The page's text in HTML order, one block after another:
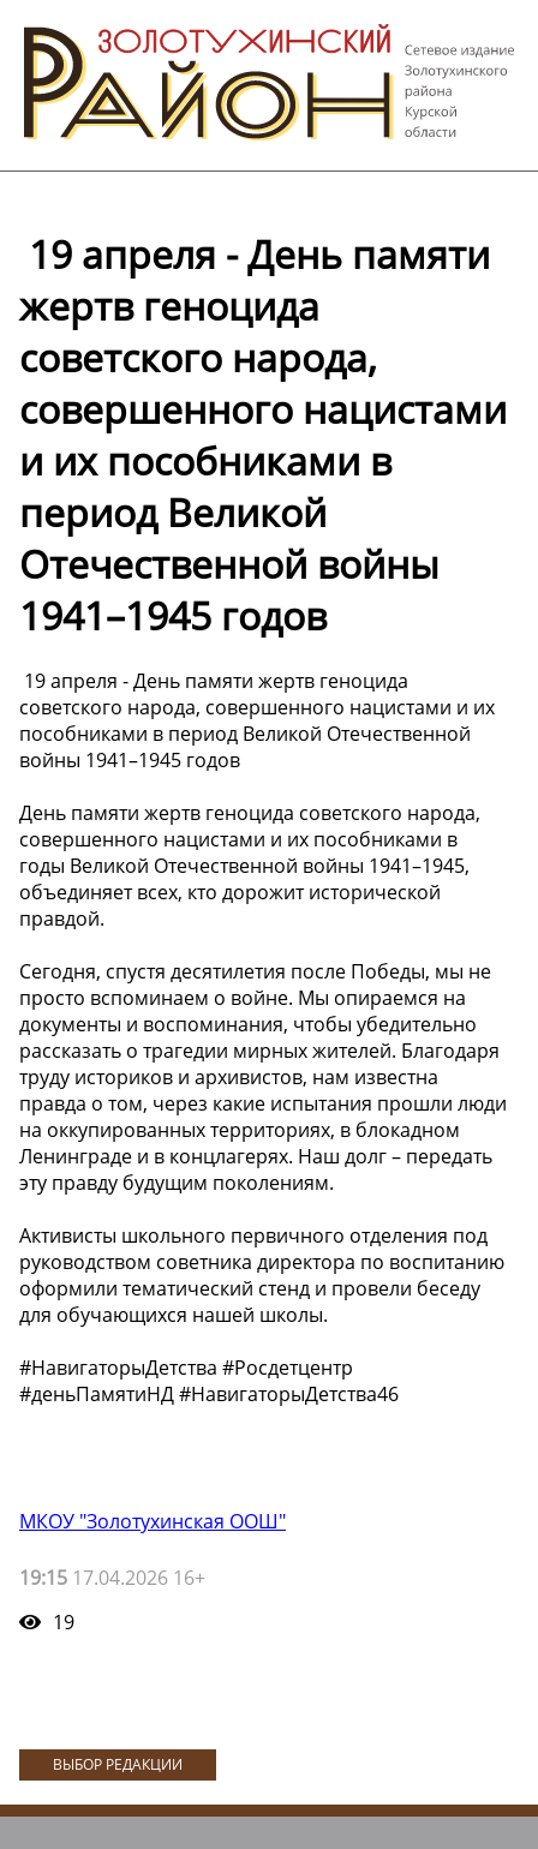
️ 19 апреля - День памяти
жертв геноцида
советского народа,
совершенного нацистами
и их пособниками в
период Великой
Отечественной войны
1941–1945 годов
️ 19 апреля - День памяти жертв геноцида
советского народа, совершенного нацистами и их
пособниками в период Великой Отечественной
войны 1941–1945 годов
️День памяти жертв геноцида советского народа,
совершенного нацистами и их пособниками в
годы Великой Отечественной войны 1941–1945,
объединяет всех, кто дорожит исторической
правдой.
️Сегодня, спустя десятилетия после Победы, мы не
просто вспоминаем о войне. Мы опираемся на
документы и воспоминания, чтобы убедительно
рассказать о трагедии мирных жителей. Благодаря
труду историков и архивистов, нам известна
правда о том, через какие испытания прошли люди
на оккупированных территориях, в блокадном
Ленинграде и в концлагерях. Наш долг – передать
эту правду будущим поколениям.
️Активисты школьного первичного отделения под
руководством советника директора по воспитанию
оформили тематический стенд и провели беседу
для обучающихся нашей школы.
#НавигаторыДетства #Росдетцентр
#деньПамятиНД #НавигаторыДетства46
МКОУ "Золотухинская ООШ"
19:15 17.04.2026 16+
19
ВЫБОР РЕДАКЦИИ